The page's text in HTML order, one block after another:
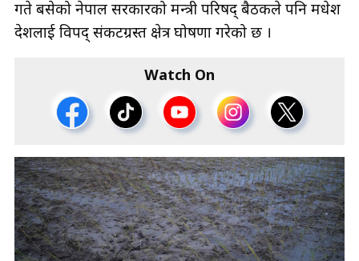
गते बसेको नेपाल सरकारको मन्त्री परिषद् बैठकले पनि मधेश
प्रदेशलाई विपद् संकटग्रस्त क्षेत्र घोषणा गरेको छ ।
Watch On